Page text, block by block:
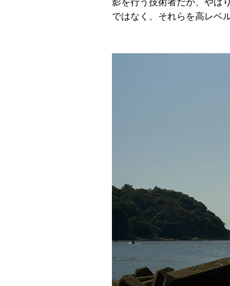
影を行う技術者だが、やは
ではなく、それらを高レベ